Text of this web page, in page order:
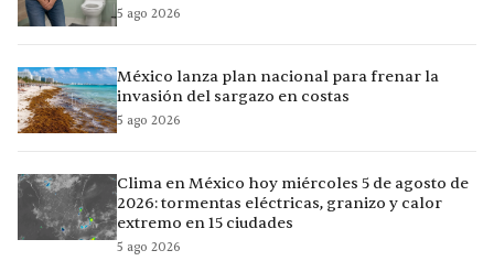
5 ago 2026
México lanza plan nacional para frenar la
invasión del sargazo en costas
5 ago 2026
Clima en México hoy miércoles 5 de agosto de
2026: tormentas eléctricas, granizo y calor
extremo en 15 ciudades
5 ago 2026